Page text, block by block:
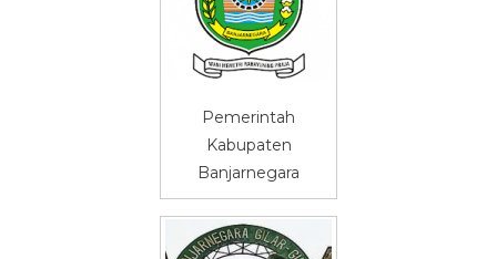
Pemerintah
Kabupaten
Banjarnegara